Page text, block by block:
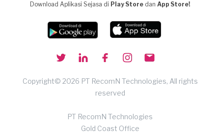
Download Aplikasi Sejasa di Play Store dan App Store!
Copyright© 2026 PT RecomN Technologies, All rights
reserved
PT RecomN Technologies
Gold Coast Office